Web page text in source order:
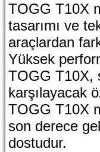
TOGG T10X
tasarımı ve
araçlardan
Yüksek
TOGG T10X,
karşılayacak
TOGG T10X
son derece
dostudur.